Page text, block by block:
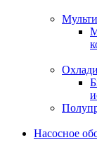
Насосное